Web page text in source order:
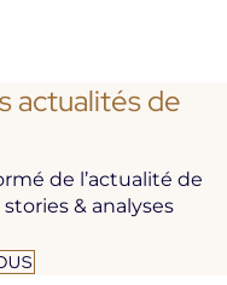
actualités de
de l’actualité de
& analyses